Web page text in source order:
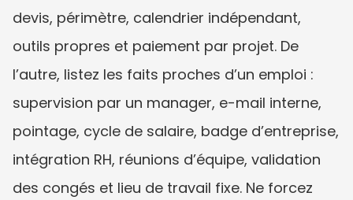
devis, périmètre, calendrier indépendant,
outils propres et paiement par projet. De
l’autre, listez les faits proches d’un emploi :
supervision par un manager, e-mail interne,
pointage, cycle de salaire, badge d’entreprise,
intégration RH, réunions d’équipe, validation
des congés et lieu de travail fixe. Ne forcez